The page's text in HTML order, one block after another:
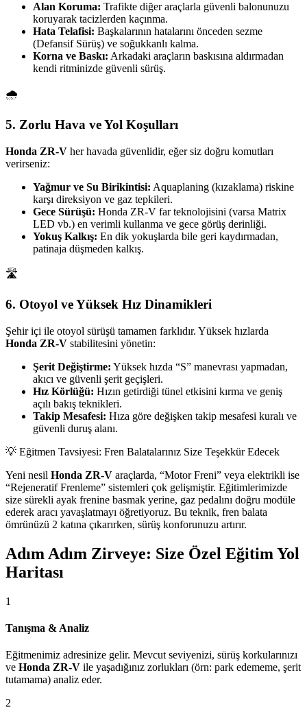
Alan Koruma: Trafikte diğer araçlarla güvenli balonunuzu
koruyarak tacizlerden kaçınma.
Hata Telafisi: Başkalarının hatalarını önceden sezme
(Defansif Sürüş) ve soğukkanlı kalma.
Korna ve Baskı: Arkadaki araçların baskısına aldırmadan
kendi ritminizde güvenli sürüş.
🌧️
5. Zorlu Hava ve Yol Koşulları
Honda ZR-V her havada güvenlidir, eğer siz doğru komutları
verirseniz:
Yağmur ve Su Birikintisi: Aquaplaning (kızaklama) riskine
karşı direksiyon ve gaz tepkileri.
Gece Sürüşü: Honda ZR-V far teknolojisini (varsa Matrix
LED vb.) en verimli kullanma ve gece görüş derinliği.
Yokuş Kalkış: En dik yokuşlarda bile geri kaydırmadan,
patinaja düşmeden kalkış.
🛣️
6. Otoyol ve Yüksek Hız Dinamikleri
Şehir içi ile otoyol sürüşü tamamen farklıdır. Yüksek hızlarda
Honda ZR-V stabilitesini yönetin:
Şerit Değiştirme: Yüksek hızda “S” manevrası yapmadan,
akıcı ve güvenli şerit geçişleri.
Hız Körlüğü: Hızın getirdiği tünel etkisini kırma ve geniş
açılı bakış teknikleri.
Takip Mesafesi: Hıza göre değişken takip mesafesi kuralı ve
güvenli duruş alanı.
💡 Eğitmen Tavsiyesi: Fren Balatalarınız Size Teşekkür Edecek
Yeni nesil Honda ZR-V araçlarda, “Motor Freni” veya elektrikli ise
“Rejeneratif Frenleme” sistemleri çok gelişmiştir. Eğitimlerimizde
size sürekli ayak frenine basmak yerine, gaz pedalını doğru modüle
ederek aracı yavaşlatmayı öğretiyoruz. Bu teknik, fren balata
ömrünüzü 2 katına çıkarırken, sürüş konforunuzu artırır.
Adım Adım Zirveye: Size Özel Eğitim Yol
Haritası
1
Tanışma & Analiz
Eğitmenimiz adresinize gelir. Mevcut seviyenizi, sürüş korkularınızı
ve Honda ZR-V ile yaşadığınız zorlukları (örn: park edememe, şerit
tutamama) analiz eder.
2